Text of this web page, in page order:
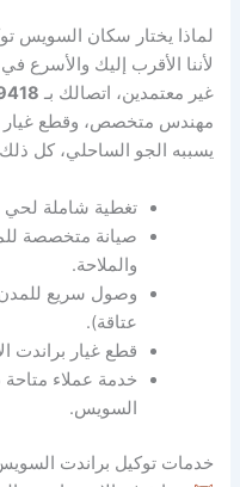
لماذا يختار سكان السويس
لأننا الأقرب إليك والأسرع
غير معتمدين، اتصالك بـ
مهندس متخصص، وقطع غيار
يسببه الجو الساحلي، كل
تغطية شاملة لحي
صيانة متخصصة
والملاحة.
عتاقة).
قطع غيار براندت
خدمة عملاء متاحة
السويس.
خدمات توكيل براندت السويس